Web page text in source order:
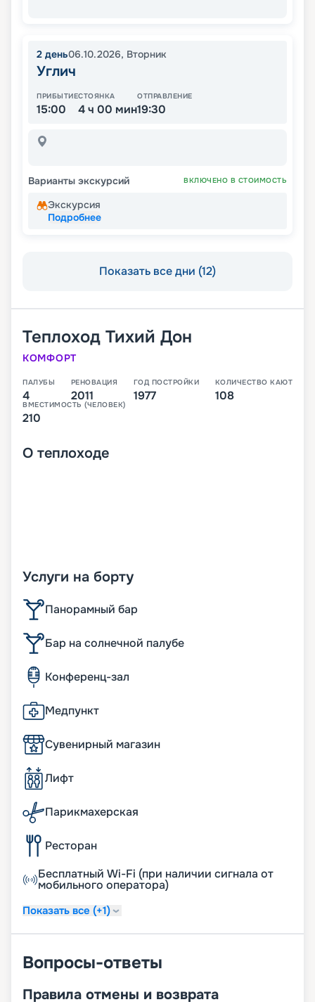
2 день06.10.2026, Вторник
Углич
ПРИБЫТИЕ
15:00
СТОЯНКА
4 ч 00 мин
ОТПРАВЛЕНИЕ
19:30
Варианты экскурсий ВКЛЮЧЕНО В СТОИМОСТЬ
Экскурсия
Подробнее
Показать все дни (12)
Теплоход Тихий Дон
КОМФОРТ
ПАЛУБЫ
4
РЕНОВАЦИЯ
2011
ГОД ПОСТРОЙКИ
1977
КОЛИЧЕСТВО КАЮТ
108
ВМЕСТИМОСТЬ (ЧЕЛОВЕК)
210
О теплоходе
Услуги на борту
Панорамный бар
Бар на солнечной палубе
Конференц-зал
Медпункт
Сувенирный магазин
Лифт
Парикмахерская
Ресторан
Бесплатный Wi-Fi (при наличии сигнала от
мобильного оператора)
Показать все (+1)
Вопросы-ответы
Правила отмены и возврата